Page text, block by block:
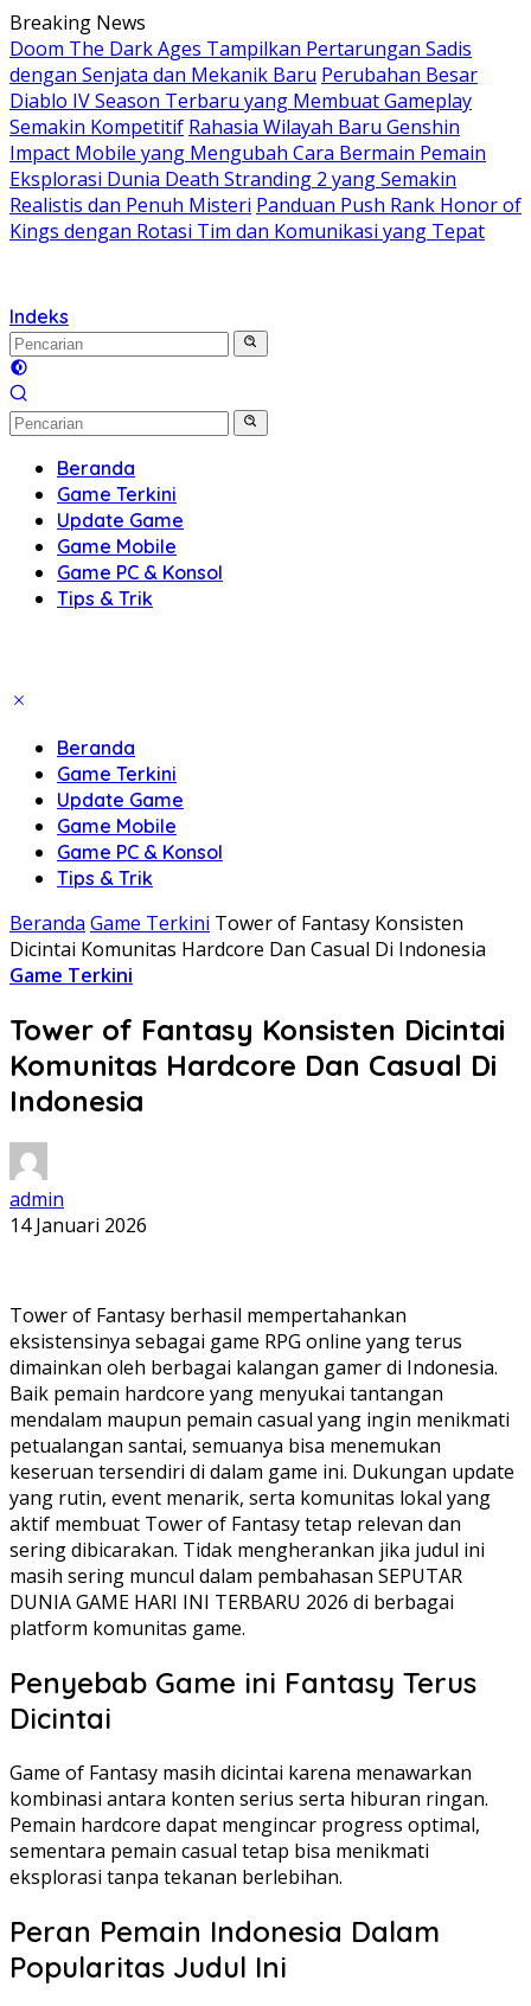
Langsung
ke
konten
Breaking News
Doom The Dark Ages Tampilkan Pertarungan Sadis
dengan Senjata dan Mekanik Baru Perubahan Besar
Diablo IV Season Terbaru yang Membuat Gameplay
Semakin Kompetitif Rahasia Wilayah Baru Genshin
Impact Mobile yang Mengubah Cara Bermain Pemain
Eksplorasi Dunia Death Stranding 2 yang Semakin
Realistis dan Penuh Misteri Panduan Push Rank Honor of
Kings dengan Rotasi Tim dan Komunikasi yang Tepat
Indeks
Beranda
Game Terkini
Update Game
Game Mobile
Game PC & Konsol
Tips & Trik
Beranda
Game Terkini
Update Game
Game Mobile
Game PC & Konsol
Tips & Trik
Beranda Game Terkini Tower of Fantasy Konsisten
Dicintai Komunitas Hardcore Dan Casual Di Indonesia
Game Terkini
Tower of Fantasy Konsisten Dicintai
Komunitas Hardcore Dan Casual Di
Indonesia
admin
14 Januari 2026
Tower of Fantasy berhasil mempertahankan
eksistensinya sebagai game RPG online yang terus
dimainkan oleh berbagai kalangan gamer di Indonesia.
Baik pemain hardcore yang menyukai tantangan
mendalam maupun pemain casual yang ingin menikmati
petualangan santai, semuanya bisa menemukan
keseruan tersendiri di dalam game ini. Dukungan update
yang rutin, event menarik, serta komunitas lokal yang
aktif membuat Tower of Fantasy tetap relevan dan
sering dibicarakan. Tidak mengherankan jika judul ini
masih sering muncul dalam pembahasan SEPUTAR
DUNIA GAME HARI INI TERBARU 2026 di berbagai
platform komunitas game.
Penyebab Game ini Fantasy Terus
Dicintai
Game of Fantasy masih dicintai karena menawarkan
kombinasi antara konten serius serta hiburan ringan.
Pemain hardcore dapat mengincar progress optimal,
sementara pemain casual tetap bisa menikmati
eksplorasi tanpa tekanan berlebihan.
Peran Pemain Indonesia Dalam
Popularitas Judul Ini